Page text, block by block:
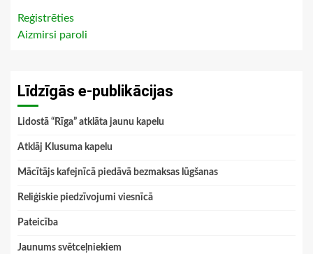
Reģistrēties
Aizmirsi paroli
Līdzīgās e-publikācijas
Lidostā “Rīga” atklāta jaunu kapelu
Atklāj Klusuma kapelu
Mācītājs kafejnīcā piedāvā bezmaksas lūgšanas
Reliģiskie piedzīvojumi viesnīcā
Pateicība
Jaunums svētceļniekiem